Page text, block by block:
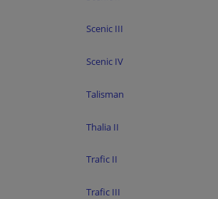
Scenic III
Scenic IV
Talisman
Thalia II
Trafic II
Trafic III